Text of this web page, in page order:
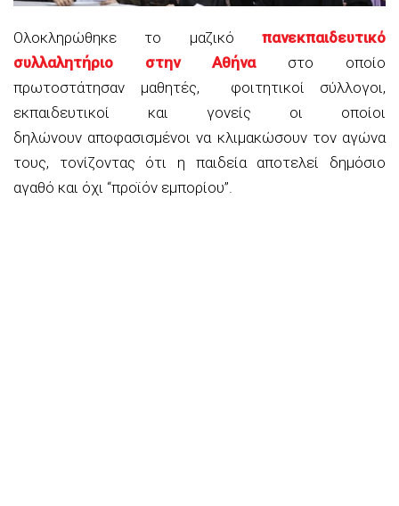
Ολοκληρώθηκε το μαζικό
πανεκπαιδευτικό
συλλαλητήριο στην Αθήναστο οποίο
πρωτοστάτησαν μαθητές, φοιτητικοί σύλλογοι,
εκπαιδευτικοί και γονείς οι οποίοι
δηλώνουν αποφασισμένοι να κλιμακώσουν τον αγώνα
τους, τονίζοντας ότι η παιδεία αποτελεί δημόσιο
αγαθό και όχι “προϊόν εμπορίου”.